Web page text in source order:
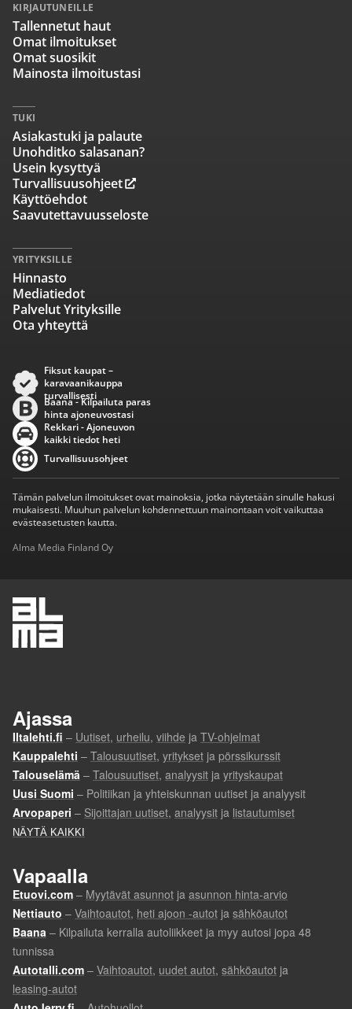
KIRJAUTUNEILLE
Tallennetut haut
Omat ilmoitukset
Omat suosikit
Mainosta ilmoitustasi
TUKI
Asiakastuki ja palaute
Unohditko salasanan?
Usein kysyttyä
Turvallisuusohjeet
Käyttöehdot
Saavutettavuusseloste
YRITYKSILLE
Hinnasto
Mediatiedot
Palvelut Yrityksille
Ota yhteyttä
Fiksut kaupat –
karavaanikauppa
turvallisesti
Baana - Kilpailuta paras
hinta ajoneuvostasi
Rekkari - Ajoneuvon
kaikki tiedot heti
Turvallisuusohjeet
Tämän palvelun ilmoitukset ovat mainoksia, jotka näytetään sinulle hakusi
mukaisesti. Muuhun palvelun kohdennettuun mainontaan voit vaikuttaa
evästeasetusten kautta.
Alma Media Finland Oy